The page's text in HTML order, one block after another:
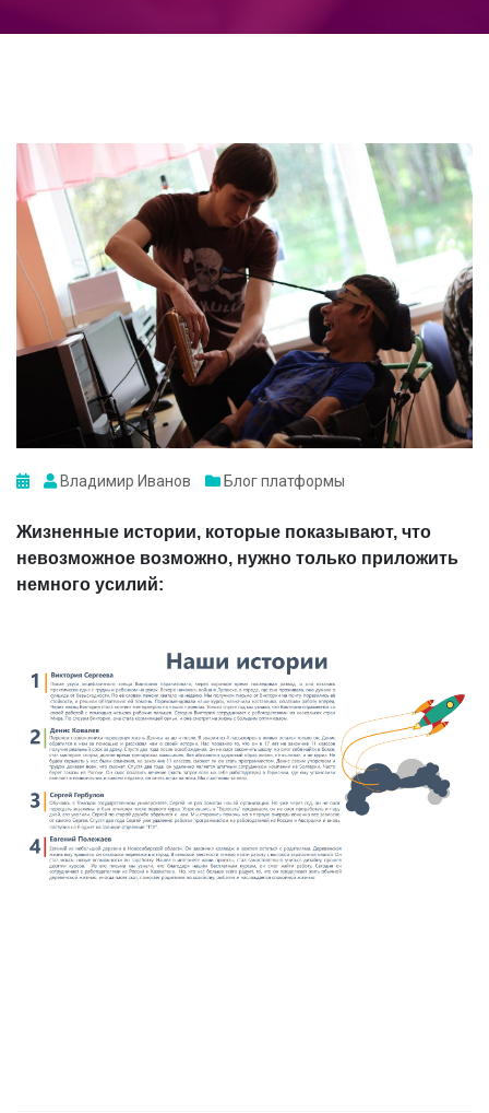
Владимир Иванов Блог платформы
Жизненные истории, которые показывают, что
невозможное возможно, нужно только приложить
немного усилий: